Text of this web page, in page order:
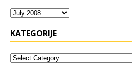
KATEGORIJE